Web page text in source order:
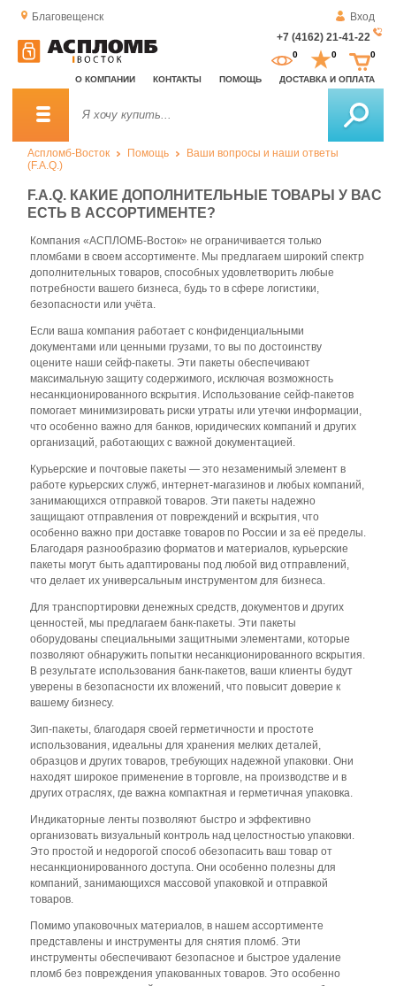
Благовещенск
Вход
+7 (4162) 21-41-22
О КОМПАНИИ КОНТАКТЫ ПОМОЩЬ ДОСТАВКА И ОПЛАТА
0 0 0
Аспломб-Восток Помощь
Ваши вопросы и наши ответы
(F.A.Q.)
F.A.Q. КАКИЕ ДОПОЛНИТЕЛЬНЫЕ ТОВАРЫ У ВАС
ЕСТЬ В АССОРТИМЕНТЕ?
Компания «АСПЛОМБ-Восток» не ограничивается только
пломбами в своем ассортименте. Мы предлагаем широкий спектр
дополнительных товаров, способных удовлетворить любые
потребности вашего бизнеса, будь то в сфере логистики,
безопасности или учёта.
Если ваша компания работает с конфиденциальными
документами или ценными грузами, то вы по достоинству
оцените наши сейф-пакеты. Эти пакеты обеспечивают
максимальную защиту содержимого, исключая возможность
несанкционированного вскрытия. Использование сейф-пакетов
помогает минимизировать риски утраты или утечки информации,
что особенно важно для банков, юридических компаний и других
организаций, работающих с важной документацией.
Курьерские и почтовые пакеты — это незаменимый элемент в
работе курьерских служб, интернет-магазинов и любых компаний,
занимающихся отправкой товаров. Эти пакеты надежно
защищают отправления от повреждений и вскрытия, что
особенно важно при доставке товаров по России и за её пределы.
Благодаря разнообразию форматов и материалов, курьерские
пакеты могут быть адаптированы под любой вид отправлений,
что делает их универсальным инструментом для бизнеса.
Для транспортировки денежных средств, документов и других
ценностей, мы предлагаем банк-пакеты. Эти пакеты
оборудованы специальными защитными элементами, которые
позволяют обнаружить попытки несанкционированного вскрытия.
В результате использования банк-пакетов, ваши клиенты будут
уверены в безопасности их вложений, что повысит доверие к
вашему бизнесу.
Зип-пакеты, благодаря своей герметичности и простоте
использования, идеальны для хранения мелких деталей,
образцов и других товаров, требующих надежной упаковки. Они
находят широкое применение в торговле, на производстве и в
других отраслях, где важна компактная и герметичная упаковка.
Индикаторные ленты позволяют быстро и эффективно
организовать визуальный контроль над целостностью упаковки.
Это простой и недорогой способ обезопасить ваш товар от
несанкционированного доступа. Они особенно полезны для
компаний, занимающихся массовой упаковкой и отправкой
товаров.
Помимо упаковочных материалов, в нашем ассортименте
представлены и инструменты для снятия пломб. Эти
инструменты обеспечивают безопасное и быстрое удаление
пломб без повреждения упакованных товаров. Это особенно